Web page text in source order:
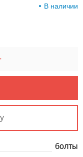
В наличии
болты